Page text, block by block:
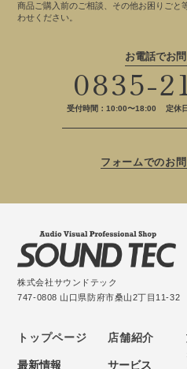
商品ご購入前のご相談、その他お困りごと
わせください。
お電話でお
0835-
受付時間：10:00〜18:00 定休
フォームでのお
株式会社サウンドテック
747-0808 山口県防府市桑山2丁目11-32
トップページ
最新情報
店舗紹介
サービス